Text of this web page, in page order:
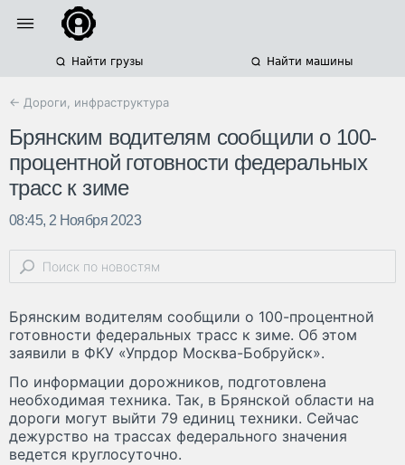
Найти грузы Найти машины
← Дороги, инфраструктура
Брянским водителям сообщили о 100-
процентной готовности федеральных
трасс к зиме
08:45, 2 Ноября 2023
Брянским водителям сообщили о 100-процентной
готовности федеральных трасс к зиме. Об этом
заявили в ФКУ «Упрдор Москва-Бобруйск».
По информации дорожников, подготовлена
необходимая техника. Так, в Брянской области на
дороги могут выйти 79 единиц техники. Сейчас
дежурство на трассах федерального значения
ведется круглосуточно.